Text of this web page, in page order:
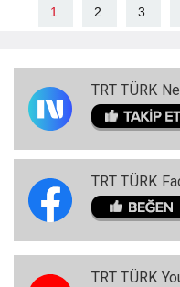
1 2 3
TRT TÜRK
TRT TÜRK
TRT TÜRK